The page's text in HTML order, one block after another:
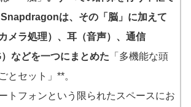
は、その「脳」に加えて
メラ処理）、耳（音声）、通信
）などを一つにまとめた 「多機能な頭
とセット」**。
トフォンという限られたスペースにお